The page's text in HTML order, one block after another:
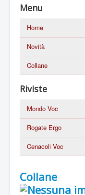
Menu
Home
Novità
Collane
Riviste
Mondo Voc
Rogate Ergo
Cenacoli Voc
Collane